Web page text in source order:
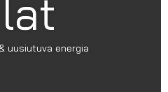
uusiutuva energia